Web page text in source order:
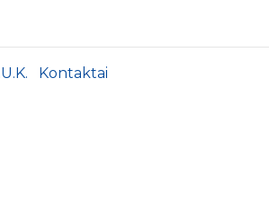
Kontaktai